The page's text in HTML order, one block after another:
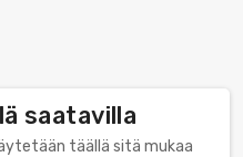
saatavilla
täällä sitä mukaa